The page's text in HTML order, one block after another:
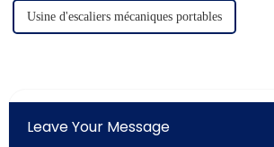
Usine d'escaliers mécaniques portables
Leave Your Message